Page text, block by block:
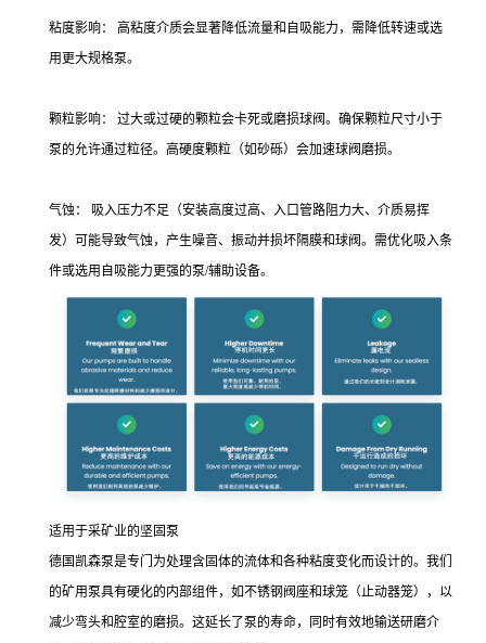
粘度影响： 高粘度介质会显著降低流量和自吸能力，需降低转速或选
用更大规格泵。
颗粒影响： 过大或过硬的颗粒会卡死或磨损球阀。确保颗粒尺寸小于
泵的允许通过粒径。高硬度颗粒（如砂砾）会加速球阀磨损。
气蚀： 吸入压力不足（安装高度过高、入口管路阻力大、介质易挥
发）可能导致气蚀，产生噪音、振动并损坏隔膜和球阀。需优化吸入条
件或选用自吸能力更强的泵/辅助设备。
适用于采矿业的坚固泵
德国凯森泵是专门为处理含固体的流体和各种粘度变化而设计的。我们
的矿用泵具有硬化的内部组件，如不锈钢阀座和球笼（止动器笼），以
减少弯头和腔室的磨损。这延长了泵的寿命，同时有效地输送研磨介